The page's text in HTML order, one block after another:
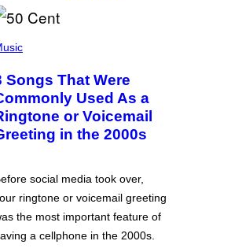
Songs That Were
Used As a
or Voicemail
in the 2000s
social media took over,
ringtone or voicemail greeting
the most important feature of
a cellphone in the 2000s.